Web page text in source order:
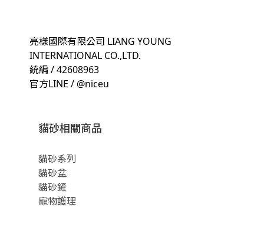
亮樣國際有限公司 LIANG YOUNG
INTERNATIONAL CO.,LTD.
統編 / 42608963
官方LINE / @niceu
貓砂相關商品
貓砂系列
貓砂盆
貓砂鏟
寵物護理